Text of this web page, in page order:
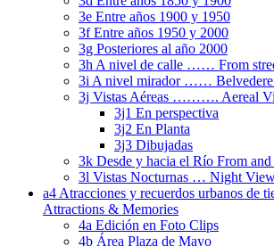
3e Entre años 1900 y 1950
3f Entre años 1950 y 2000
3g Posteriores al año 2000
3h A nivel de calle …… From
3i A nivel mirador ……
3j Vistas Aéreas ………. Aereal
3j1 En perspectiva
3j2 En Planta
3j3 Dibujadas
3k Desde y hacia el Río From
3l Vistas Nocturnas … Night
a4 Atracciones y recuerdos urbanos de
Attractions & Memories
4a Edición en Foto Clips
4b Área Plaza de Mayo